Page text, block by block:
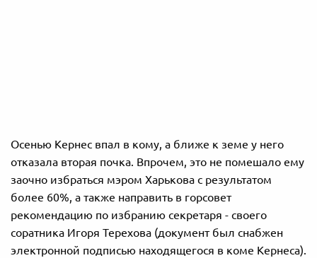
Осенью Кернес впал в кому, а ближе к земе у него
отказала вторая почка. Впрочем, это не помешало ему
заочно избраться мэром Харькова с результатом
более 60%, а также направить в горсовет
рекомендацию по избранию секретаря - своего
соратника Игоря Терехова (документ был снабжен
электронной подписью находящегося в коме Кернеса).